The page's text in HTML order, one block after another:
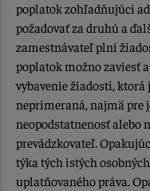
poplatok zohľadňujúci
požadovať za druhú a
zamestnávateľ plní
poplatok možno zaviesť
vybavenie žiadosti, ktorá
neprimeraná, najmä pre
neopodstatnenosť alebo
prevádzkovateľ.
týka tých istých
uplatňovaného práva.